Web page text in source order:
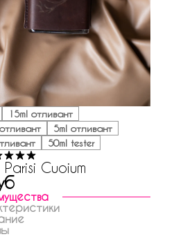
15ml отливант
5ml отливант
50ml tester
Cuoium